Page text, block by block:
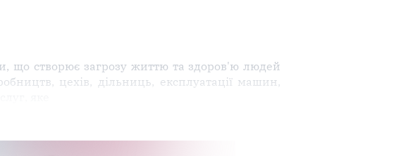
що створює загрозу життю та здоров'ю людей
цехів, дільниць, експлуатації машин,